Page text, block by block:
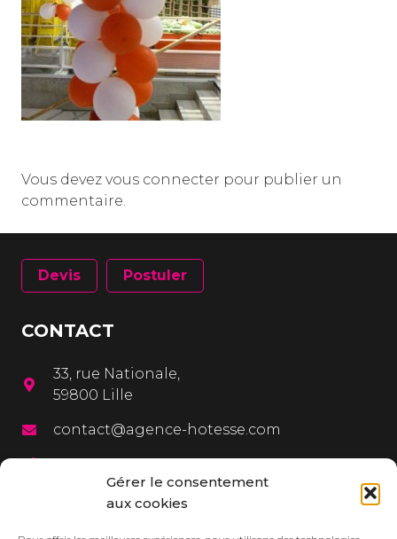
Gérer le consentement
aux cookies
Vous devez vous connecter pour publier un
commentaire.
Devis Postuler
CONTACT
33, rue Nationale,
59800 Lille
contact@agence-hotesse.com
03 20 12 72 65
06 67 92 99 72